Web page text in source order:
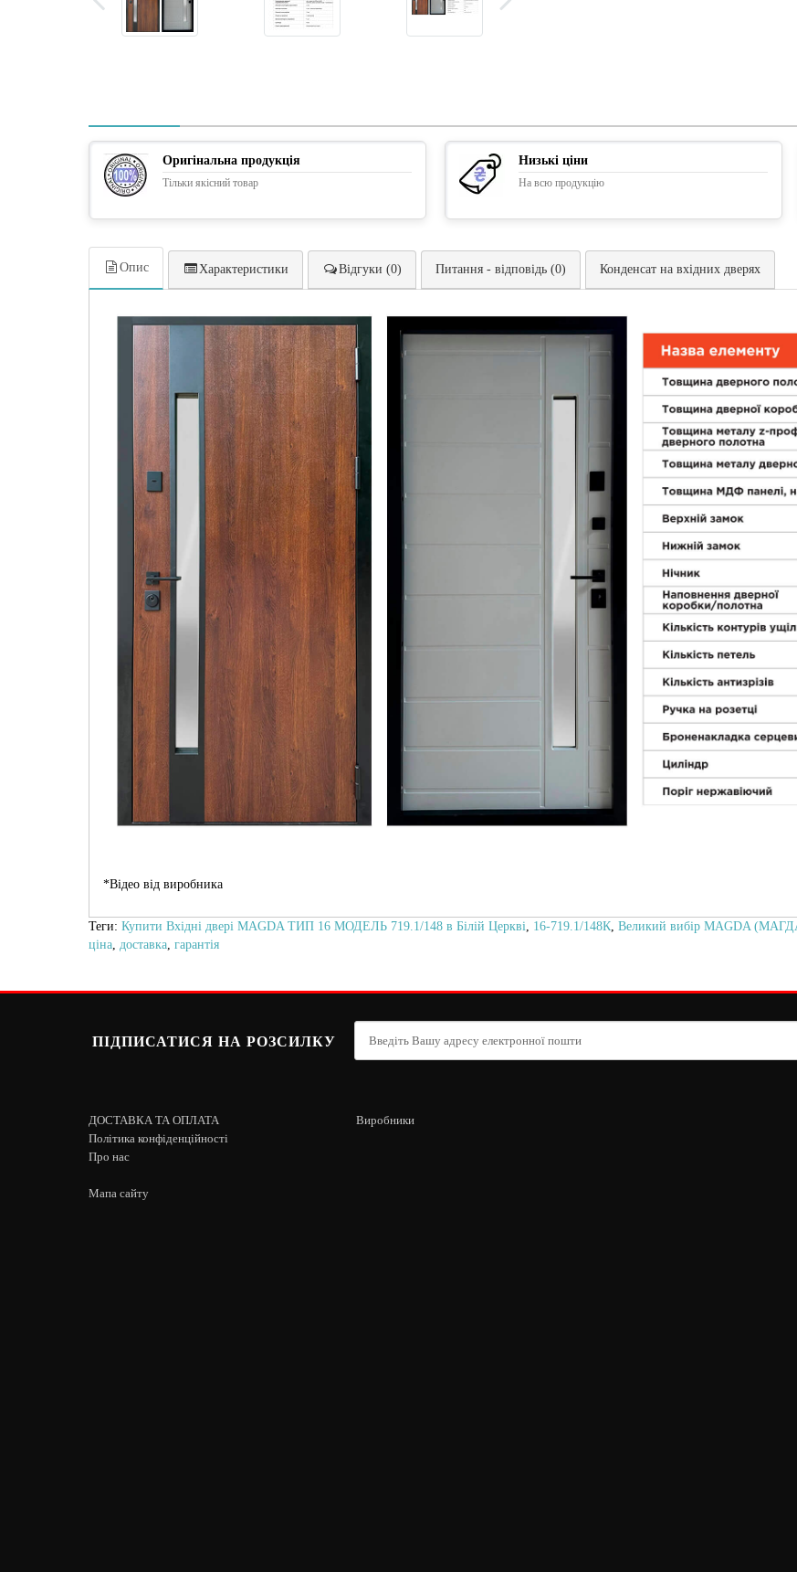
Оригінальна продукція
Тільки якісний товар
Низькі ціни
На всю продукцію
Опис Характеристики Відгуки (0) Питання - відповідь (0) Конденсат на вхідних дверях
*Відео від виробника
Теги: Купити Вхідні двері MAGDA ТИП 16 МОДЕЛЬ 719.1/148 в Білій Церкві, 16-719.1/148К, Великий вибір MAGDA
ціна, доставка, гарантія
ПІДПИСАТИСЯ НА РОЗСИЛКУ
ДОСТАВКА ТА ОПЛАТА
Політика конфіденційності
Про нас
Мапа сайту
Виробники